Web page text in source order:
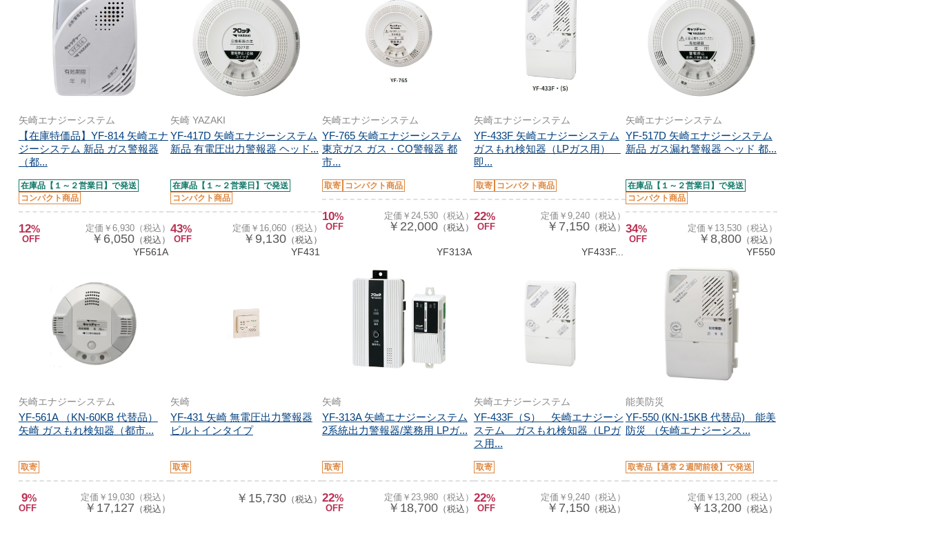
矢崎エナジーシステム
【在庫特価品】YF-814 矢崎エナ
ジーシステム 新品 ガス警報器
（都...
在庫品【１～２営業日】で発送
コンパクト商品
12%
OFF
定価￥6,930（税込）
￥6,050（税込）
矢崎 YAZAKI
YF-417D 矢崎エナジーシステム
新品 有電圧出力警報器 ヘッド...
在庫品【１～２営業日】で発送
コンパクト商品
43%
OFF
定価￥16,060（税込）
￥9,130（税込）
矢崎エナジーシステム
YF-765 矢崎エナジーシステム
東京ガス ガス・CO警報器 都
市...
取寄 コンパクト商品
10%
OFF
定価￥24,530（税込）
￥22,000（税込）
矢崎エナジーシステム
YF-433F 矢崎エナジーシステム
ガスもれ検知器（LPガス用）
即...
取寄 コンパクト商品
22%
OFF
定価￥9,240（税込）
￥7,150（税込）
矢崎エナジーシステム
YF-517D 矢崎エナジーシステム
新品 ガス漏れ警報器 ヘッド 都...
在庫品【１～２営業日】で発送
コンパクト商品
34%
OFF
定価￥13,530（税込）
￥8,800（税込）
YF561A
矢崎エナジーシステム
YF-561A （KN-60KB 代替品）
矢崎 ガスもれ検知器（都市...
取寄
9%
OFF
定価￥19,030（税込）
￥17,127 （税込）
YF431
矢崎
YF-431 矢崎 無電圧出力警報器
ビルトインタイプ
取寄
￥15,730（税込）
YF313A
矢崎
YF-313A 矢崎エナジーシステム
2系統出力警報器/業務用 LPガ...
取寄
22%
OFF
定価￥23,980（税込）
￥18,700（税込）
YF433F...
矢崎エナジーシステム
YF-433F（S） 矢崎エナジーシ
ステム ガスもれ検知器（LPガ
ス用...
取寄
22%
OFF
定価￥9,240（税込）
￥7,150（税込）
YF550
能美防災
YF-550 (KN-15KB 代替品) 能美
防災 （矢崎エナジーシス...
取寄品【通常２週間前後】で発送
定価￥13,200（税込）
￥13,200（税込）